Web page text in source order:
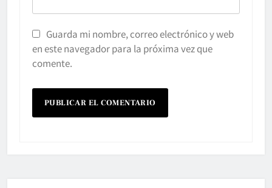
Guarda mi nombre, correo electrónico y web
en este navegador para la próxima vez que
comente.